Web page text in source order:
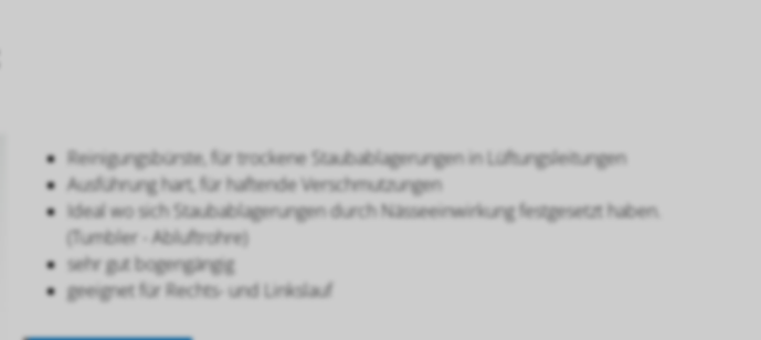
Reinigungsbürste, für trockene Staubablagerungen in Lüftungsleitungen
Ausführung hart, für haftende Verschmutzungen
Ideal wo sich Staubablagerungen durch Nässeeinwirkung festgesetzt haben.
(Tumbler - Abluftrohre)
sehr gut bogengängig
geeignet für Rechts- und Linkslauf